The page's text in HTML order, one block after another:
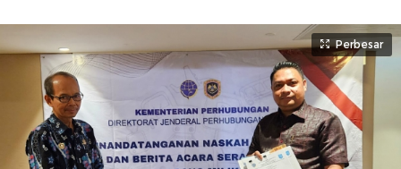
Perbesar